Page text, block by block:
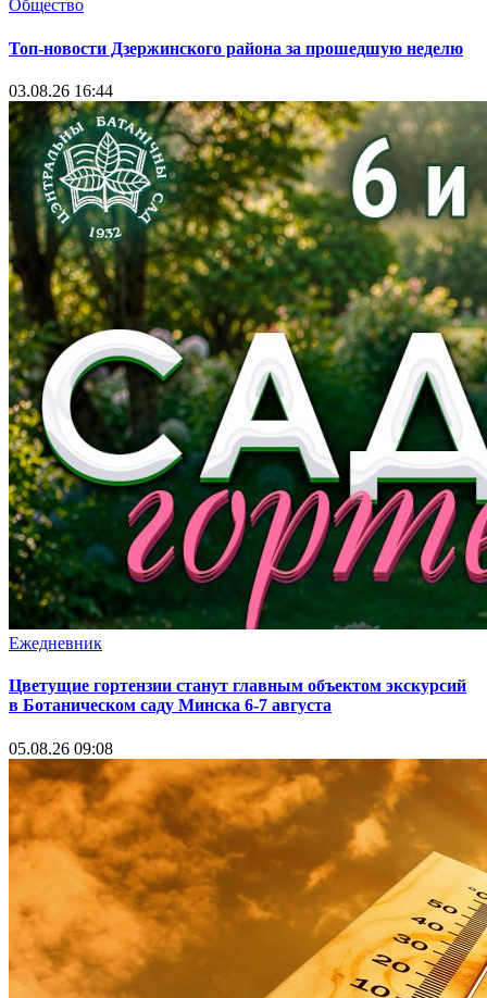
Общество
Топ-новости Дзержинского района за прошедшую неделю
03.08.26 16:44
Ежедневник
Цветущие гортензии станут главным объектом экскурсий
в Ботаническом саду Минска 6-7 августа
05.08.26 09:08